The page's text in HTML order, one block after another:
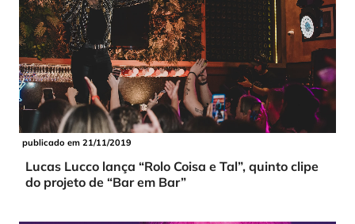
publicado em 21/11/2019
Lucas Lucco lança “Rolo Coisa e Tal”, quinto clipe
do projeto de “Bar em Bar”